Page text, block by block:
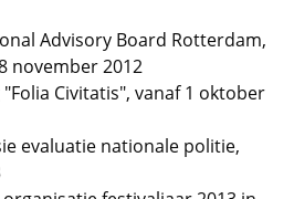
Advisory Board Rotterdam,
november 2012
Civitatis", vanaf 1 oktober
evaluatie nationale politie,